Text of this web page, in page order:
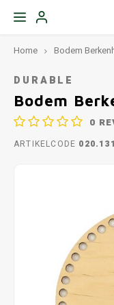
Home Bodem
DURABLE
Bodem
0
ARTIKELCODE